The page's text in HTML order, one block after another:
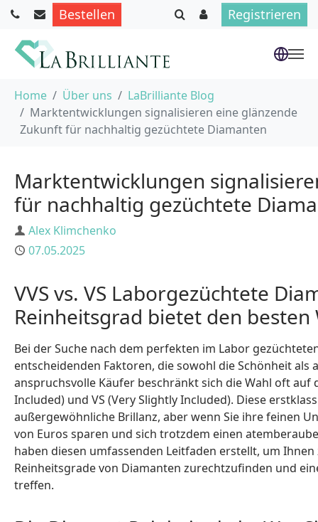
Skip to main content
Bestellen Registrieren
You are here:
Home Über uns
LaBrilliante Blog
Marktentwicklungen signalisieren eine glänzende
Zukunft für nachhaltig gezüchtete Diamanten
Marktentwicklungen
für nachhaltig gezüchtete
Author
Alex Klimchenko
Published
07.05.2025
VVS vs. VS Laborgezüchtete
Reinheitsgrad bietet den besten
Bei der Suche nach dem perfekten im Labor
entscheidenden Faktoren, die sowohl die Schönheit als
anspruchsvolle Käufer beschränkt sich die Wahl oft auf
Included) und VS (Very Slightly Included). Diese
außergewöhnliche Brillanz, aber wenn Sie ihre feinen
von Euros sparen und sich trotzdem einen
haben diesen umfassenden Leitfaden erstellt, um
Reinheitsgrade von Diamanten zurechtzufinden und
treffen.